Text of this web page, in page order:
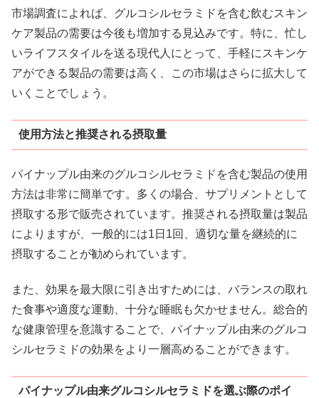
市場調査によれば、グルコシルセラミドを含む飲むスキン
ケア製品の需要は今後も増加する見込みです。特に、忙し
いライフスタイルを送る現代人にとって、手軽にスキンケ
アができる製品の需要は高く、この市場はさらに拡大して
いくことでしょう。
使用方法と推奨される摂取量
パイナップル由来のグルコシルセラミドを含む製品の使用
方法は非常に簡単です。多くの場合、サプリメントとして
摂取する形で販売されています。推奨される摂取量は製品
によりますが、一般的には1日1回、適切な量を継続的に
摂取することが勧められています。
また、効果を最大限に引き出すためには、バランスの取れ
た食事や適度な運動、十分な睡眠も欠かせません。総合的
な健康管理を意識することで、パイナップル由来のグルコ
シルセラミドの効果をより一層高めることができます。
パイナップル由来グルコシルセラミドを選ぶ際のポイ